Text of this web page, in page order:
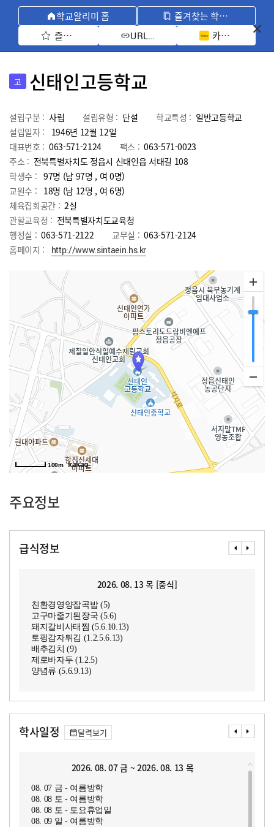
학교알리미 홈
즐겨찾는 학교 모아보기
즐겨찾기 선택
URL 복사 카카오톡 공유
고 신태인고등학교
설립구분 : 사립 설립유형 : 단설 학교특성 : 일반고등학교
설립일자 :
1946년 12월 12일
대표번호 : 063-571-2124 팩스 : 063-571-0023
주소 : 전북특별자치도 정읍시 신태인읍 서태길 108
학생수 : 97명 (남 97명 , 여 0명)
교원수 : 18명 (남 12명 , 여 6명)
체육집회공간 : 2실
관할교육청 : 전북특별자치도교육청
행정실 : 063-571-2122 교무실 : 063-571-2124
홈페이지 :
http://www.sintaein.hs.kr
100m
주요정보
급식정보
2026. 08. 13 목 [중식]
친환경영양잡곡밥 (5)
고구마줄기된장국 (5.6)
돼지갈비사태찜 (5.6.10.13)
토핑감자튀김 (1.2.5.6.13)
배추김치 (9)
제로바자두 (1.2.5)
양념류 (5.6.9.13)
학사일정 달력보기
2026. 08. 07 금 ~ 2026. 08. 13 목
08. 07 금 - 여름방학
08. 08 토 - 여름방학
08. 08 토 - 토요휴업일
08. 09 일 - 여름방학